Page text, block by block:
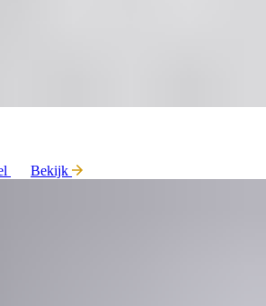
Bekijk